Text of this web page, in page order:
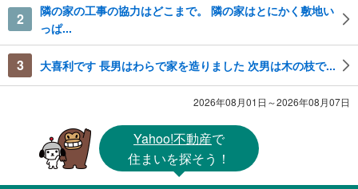
2
隣の家の工事の協力はどこまで。 隣の家はとにかく敷地い
っぱ...
3 大喜利です 長男はわらで家を造りました 次男は木の枝で...
2026年08月01日～2026年08月07日
Yahoo!不動産で
住まいを探そう！